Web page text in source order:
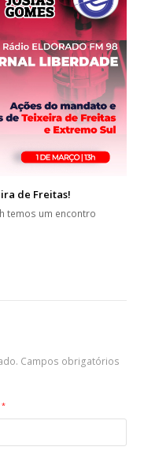
de Freitas!
temos um encontro
Campos obrigatórios
*